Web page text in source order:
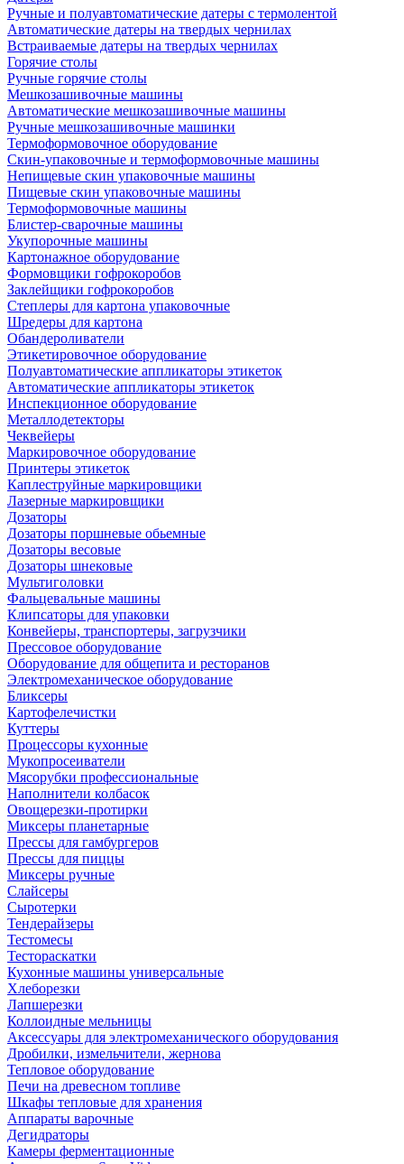
Ручные и полуавтоматические датеры с термолентой
Автоматические датеры на твердых чернилах
Встраиваемые датеры на твердых чернилах
Горячие столы
Ручные горячие столы
Мешкозашивочные машины
Автоматические мешкозашивочные машины
Ручные мешкозашивочные машинки
Термоформовочное оборудование
Скин-упаковочные и термоформовочные машины
Непищевые скин упаковочные машины
Пищевые скин упаковочные машины
Термоформовочные машины
Блистер-сварочные машины
Укупорочные машины
Картонажное оборудование
Формовщики гофрокоробов
Заклейщики гофрокоробов
Степлеры для картона упаковочные
Шредеры для картона
Обандероливатели
Этикетировочное оборудование
Полуавтоматические аппликаторы этикеток
Автоматические аппликаторы этикеток
Инспекционное оборудование
Металлодетекторы
Чеквейеры
Маркировочное оборудование
Принтеры этикеток
Каплеструйные маркировщики
Лазерные маркировщики
Дозаторы
Дозаторы поршневые обьемные
Дозаторы весовые
Дозаторы шнековые
Мультиголовки
Фальцевальные машины
Клипсаторы для упаковки
Конвейеры, транспортеры, загрузчики
Прессовое оборудование
Оборудование для общепита и ресторанов
Электромеханическое оборудование
Бликсеры
Картофелечистки
Куттеры
Процессоры кухонные
Мукопросеиватели
Мясорубки профессиональные
Наполнители колбасок
Овощерезки-протирки
Миксеры планетарные
Прессы для гамбургеров
Прессы для пиццы
Миксеры ручные
Слайсеры
Сыротерки
Тендерайзеры
Тестомесы
Тестораскатки
Кухонные машины универсальные
Хлеборезки
Лапшерезки
Коллоидные мельницы
Аксессуары для электромеханического оборудования
Дробилки, измельчители, жернова
Тепловое оборудование
Печи на древесном топливе
Шкафы тепловые для хранения
Аппараты варочные
Дегидраторы
Камеры ферментационные